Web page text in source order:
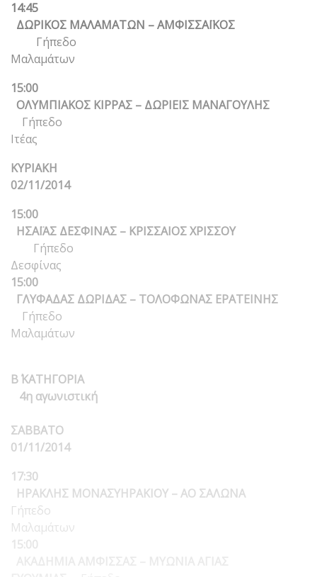
14:45
ΔΩΡΙΚΟΣ ΜΑΛΑΜΑΤΩΝ – ΑΜΦΙΣΣΑΪΚΟΣ
Γήπεδο
Μαλαμάτων
15:00
ΟΛΥΜΠΙΑΚΟΣ ΚΙΡΡΑΣ – ΔΩΡΙΕΙΣ ΜΑΝΑΓΟΥΛΗΣ
Γήπεδο
Ιτέας
ΚΥΡΙΑΚΗ
02/11/2014
15:00
ΗΣΑΪΑΣ ΔΕΣΦΙΝΑΣ – ΚΡΙΣΣΑΙΟΣ ΧΡΙΣΣΟΥ
Γήπεδο
Δεσφίνας
15:00
ΓΛΥΦΑΔΑΣ ΔΩΡΙΔΑΣ – ΤΟΛΟΦΩΝΑΣ ΕΡΑΤΕΙΝΗΣ
Γήπεδο
Μαλαμάτων
Β΄ ΚΑΤΗΓΟΡΙΑ
4η αγωνιστική
ΣΑΒΒΑΤΟ
01/11/2014
17:30
ΗΡΑΚΛΗΣ ΜΟΝΑΣΥΗΡΑΚΙΟΥ – ΑΟ ΣΑΛΩΝΑ
Γήπεδο
Μαλαμάτων
15:00